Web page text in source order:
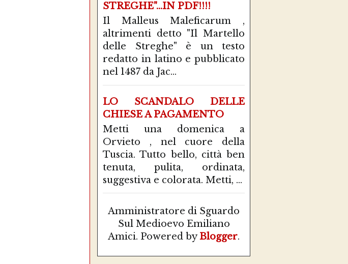
STREGHE"...IN PDF!!!!
Il Malleus Maleficarum ,
altrimenti detto "Il Martello
delle Streghe" è un testo
redatto in latino e pubblicato
nel 1487 da Jac...
LO SCANDALO DELLE
CHIESE A PAGAMENTO
Metti una domenica a
Orvieto , nel cuore della
Tuscia. Tutto bello, città ben
tenuta, pulita, ordinata,
suggestiva e colorata. Metti, ...
Amministratore di Sguardo
Sul Medioevo Emiliano
Amici. Powered byBlogger.